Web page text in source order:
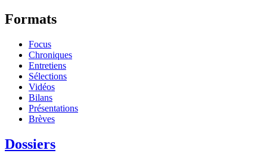
Formats
Focus
Chroniques
Entretiens
Sélections
Vidéos
Bilans
Présentations
Brèves
Dossiers